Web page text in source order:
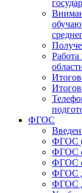
ФГОС
ФГОС
ФГОС
ФГОС
ФГОС
ФГОС